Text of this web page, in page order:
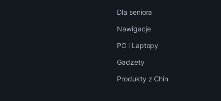
Dla seniora
Nawigacje
PC i Laptopy
Gadżety
Produkty z Chin